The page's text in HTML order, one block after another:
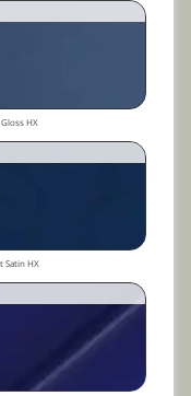
HX
Satin HX